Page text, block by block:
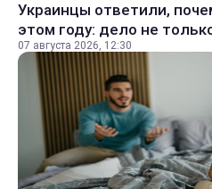
Украинцы ответили,
этом году: дело не
07 августа 2026, 12:30